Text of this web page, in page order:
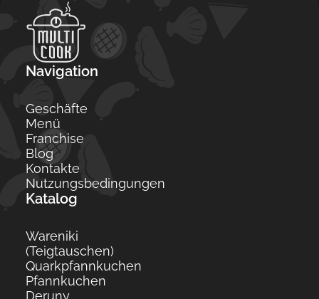
Navigation
Geschäfte
Menü
Franchise
Blog
Kontakte
Nutzungsbedingungen
Katalog
Wareniki
(Teigtauschen)
Quarkpfannkuchen
Pfannkuchen
Deruny